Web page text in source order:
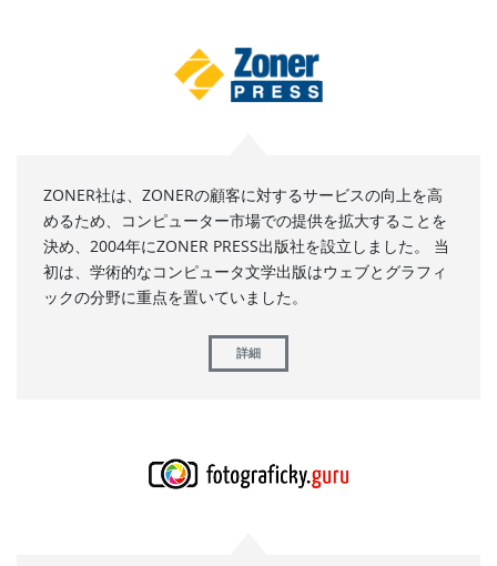
ZONER社は、ZONERの顧客に対するサービスの向上を高
めるため、コンピューター市場での提供を拡大することを
決め、2004年にZONER PRESS出版社を設立しました。 当
初は、学術的なコンピュータ文学出版はウェブとグラフィ
ックの分野に重点を置いていました。
詳細